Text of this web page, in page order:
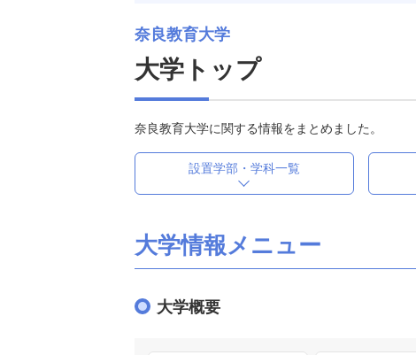
奈良教育大学
大学トップ
奈良教育大学に関する情報をまとめました。
設置学部・学科一覧
大学情報メニュー
大学概要